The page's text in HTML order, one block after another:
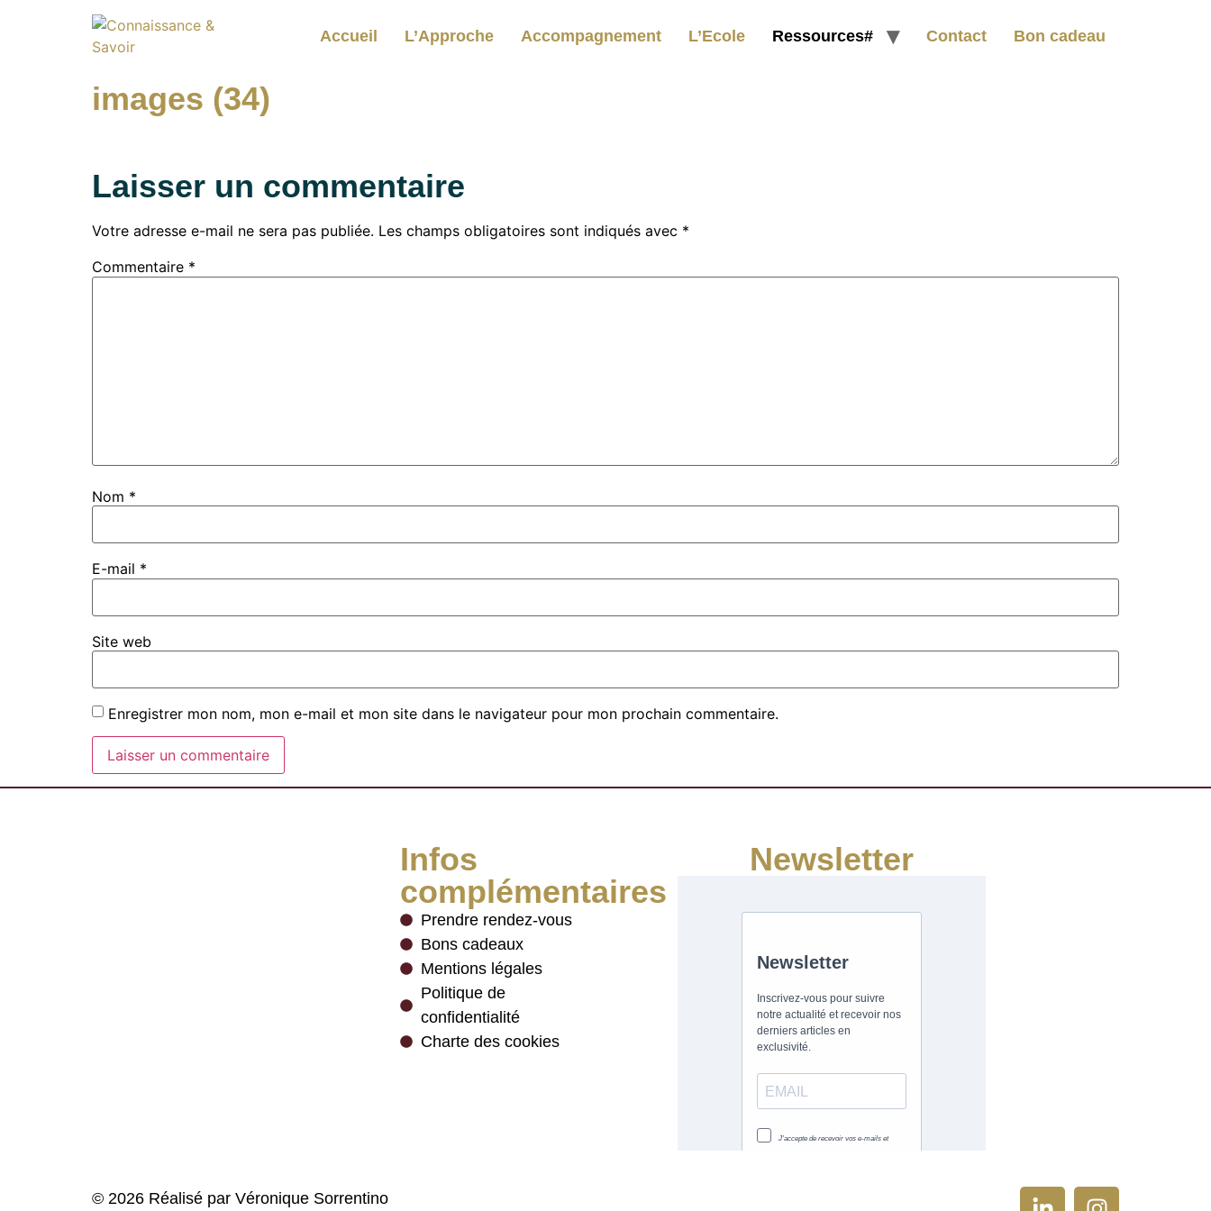
Accueil L’Approche Accompagnement L’Ecole Ressources# Contact Bon cadeau
images (34)
Laisser un commentaire
Votre adresse e-mail ne sera pas publiée. Les champs obligatoires sont indiqués avec *
Commentaire *
Nom *
E-mail *
Site web
Enregistrer mon nom, mon e-mail et mon site dans le navigateur pour mon prochain commentaire.
Infos
complémentaires
Prendre rendez-vous
Bons cadeaux
Mentions légales
Politique de
confidentialité
Charte des cookies
Newsletter
© 2026 Réalisé par Véronique Sorrentino